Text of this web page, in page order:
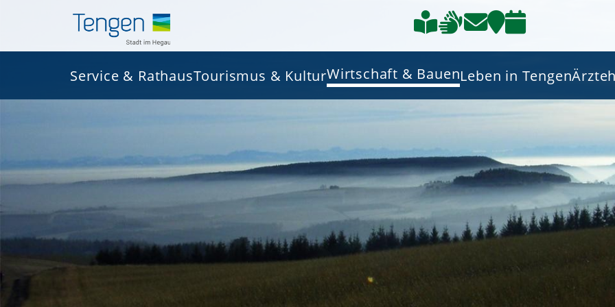
Service & RathausTourismus & KulturWirtschaft & BauenLeben in Tengen